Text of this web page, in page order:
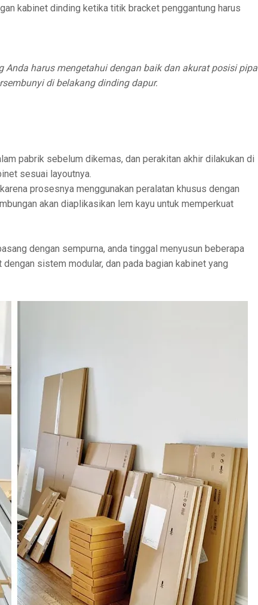
kabinet dinding ketika titik bracket penggantung harus
harus mengetahui dengan baik dan akurat posisi pipa
di belakang dinding dapur.
pabrik sebelum dikemas, dan perakitan akhir dilakukan di
sesuai layoutnya.
prosesnya menggunakan peralatan khusus dengan
akan diaplikasikan lem kayu untuk memperkuat
dengan sempurna, anda tinggal menyusun beberapa
sistem modular, dan pada bagian kabinet yang